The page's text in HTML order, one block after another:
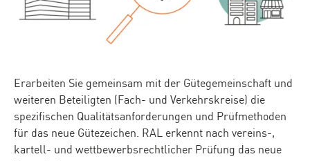
Erarbeiten Sie gemeinsam mit der Gütegemeinschaft und
weiteren Beteiligten (Fach- und Verkehrskreise) die
spezifischen Qualitätsanforderungen und Prüfmethoden
für das neue Gütezeichen. RAL erkennt nach vereins-,
kartell- und wettbewerbsrechtlicher Prüfung das neue